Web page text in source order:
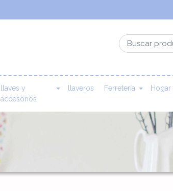
llaves y
accesorios
llaveros Ferretería Hogar